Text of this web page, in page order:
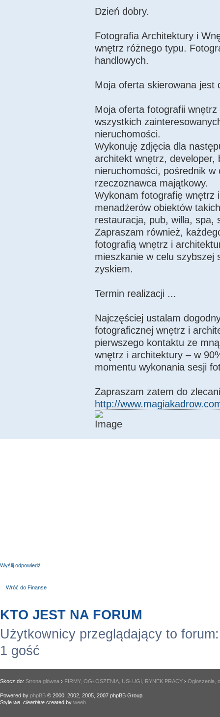
Dzień dobry.
Fotografia Architektury i
wnętrz różnego typu.
handlowych.
Moja oferta skierowana jest
Moja oferta fotografii
wszystkich
nieruchomości.
Wykonuję zdjęcia dla
architekt wnętrz, developer,
nieruchomości, pośrednik
rzeczoznawca majątkowy.
Wykonam fotografię wnętrz
menadżerów obiektów
restauracja, pub, willa, spa,
Zapraszam również,
fotografią wnętrz i
mieszkanie w celu szybszej
zyskiem.
Termin realizacji ...
Najczęściej ustalam
fotograficznej wnętrz i
pierwszego kontaktu ze
wnętrz i architektury – w
momentu wykonania sesji
Zapraszam zatem do
http://
Wyślij odpowiedź
Wróć do Finanse
KTO JEST NA FORUM
Użytkownicy przeglądający to
1 gość
Skocz do: Strona główna › FIRMY, OGŁOSZENIA, USŁUGI, RYNEK PRACY › Ogłoszenia,
Powered by phpBB © 2000, 2002, 2005, 2007 phpBB Group.
Style we_clearblue created by weeb